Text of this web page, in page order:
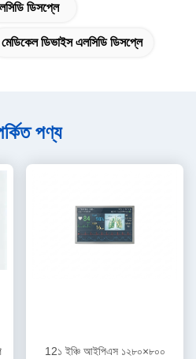
ডিসপ্লে
মেডিকেল ডিভাইস এলসিডি ডিসপ্লে
পণ্য
12১ ইঞ্চি আইপিএস ১২৮০×৮০০